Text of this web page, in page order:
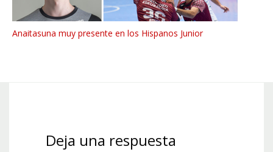
Anaitasuna muy presente en los Hispanos Junior
Deja una respuesta